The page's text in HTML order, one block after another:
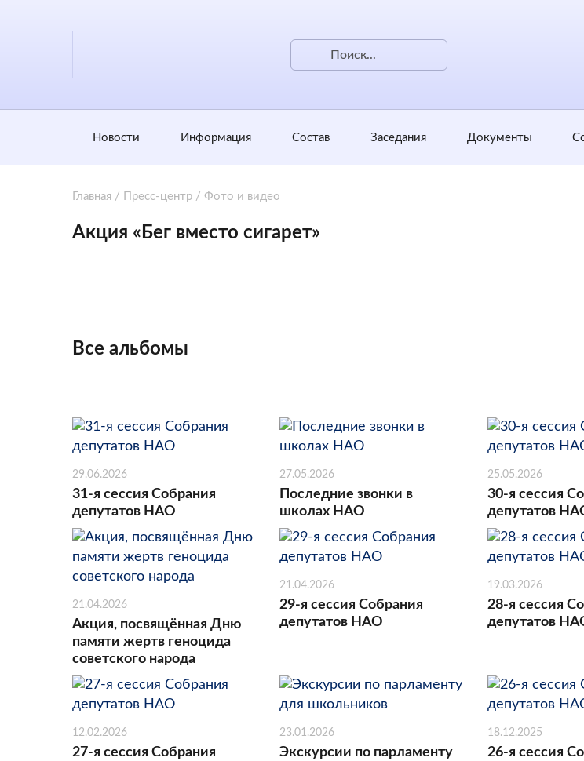
Новости Информация Состав Заседания Документы
Главная / Пресс-центр / Фото и видео
Акция «Бег вместо сигарет»
Все альбомы
29.06.2026
31-я сессия Собрания
депутатов НАО
27.05.2026
Последние звонки в
школах НАО
25.05.2026
30-я сессия
депутатов
21.04.2026
Акция, посвящённая Дню
памяти жертв геноцида
советского народа
21.04.2026
29-я сессия Собрания
депутатов НАО
19.03.2026
28-я сессия
депутатов
12.02.2026
27-я сессия Собрания
23.01.2026
Экскурсии по парламенту
18.12.2025
26-я сессия